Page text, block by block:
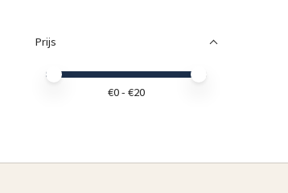
Prijs
Minimale prijswaarde
Price maximum value
€0- €20